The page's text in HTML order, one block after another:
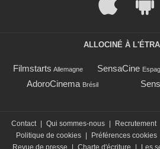
ALLOCINÉ À
Filmstarts Allemagne SensaCine
AdoroCinema Brésil
Contact Qui sommes-nous Recrutement
Politique de cookies
Préférences cookies